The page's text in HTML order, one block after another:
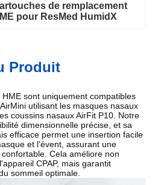
de remplacement
pour ResMed HumidX
Produit
sont uniquement compatibles
utilisant les masques nasaux
coussins nasaux AirFit P10. Notre
dimensionnelle précise, et sa
efficace permet une insertion facile
et l'évent, assurant une
Cela améliore non
CPAP, mais garantit
sommeil optimale.